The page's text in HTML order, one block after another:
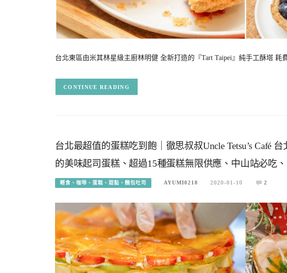
台北東區由米其林星級主廚林明健 全新打造的『Tart Taipei』純手工酥塔
CONTINUE READING
台北最超值的蛋糕吃到飽｜徹思叔叔Uncle Tetsu’s Café
的美味起司蛋糕、超過15種蛋糕無限供應、中山站必吃
輕食、咖啡、蛋糕、甜點、麵包吐司 AYUMI0218 2020-01-10 2